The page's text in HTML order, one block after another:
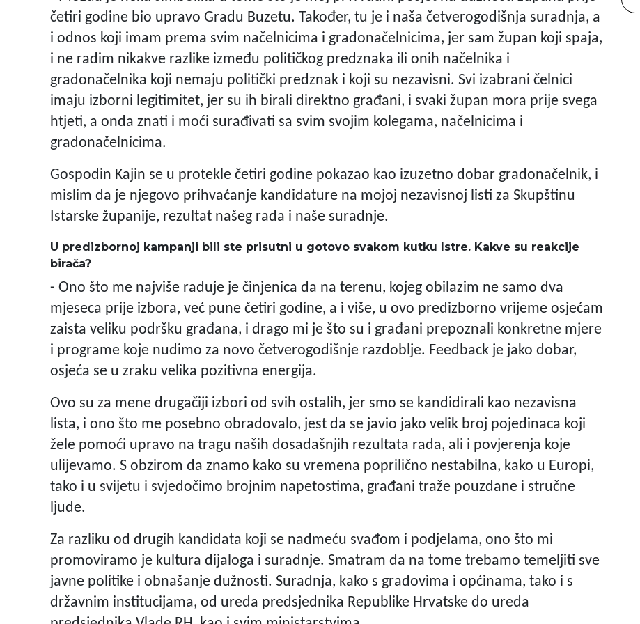
četiri godine bio upravo Gradu Buzetu. Također, tu je i naša četverogodišnja suradnja, a
i odnos koji imam prema svim načelnicima i gradonačelnicima, jer sam župan koji spaja,
i ne radim nikakve razlike između političkog predznaka ili onih načelnika i
gradonačelnika koji nemaju politički predznak i koji su nezavisni. Svi izabrani čelnici
imaju izborni legitimitet, jer su ih birali direktno građani, i svaki župan mora prije svega
htjeti, a onda znati i moći surađivati sa svim svojim kolegama, načelnicima i
gradonačelnicima.
Gospodin Kajin se u protekle četiri godine pokazao kao izuzetno dobar gradonačelnik, i
mislim da je njegovo prihvaćanje kandidature na mojoj nezavisnoj listi za Skupštinu
Istarske županije, rezultat našeg rada i naše suradnje.
U predizbornoj kampanji bili ste prisutni u gotovo svakom kutku Istre. Kakve su reakcije
birača?
- Ono što me najviše raduje je činjenica da na terenu, kojeg obilazim ne samo dva
mjeseca prije izbora, već pune četiri godine, a i više, u ovo predizborno vrijeme osjećam
zaista veliku podršku građana, i drago mi je što su i građani prepoznali konkretne mjere
i programe koje nudimo za novo četverogodišnje razdoblje. Feedback je jako dobar,
osjeća se u zraku velika pozitivna energija.
Ovo su za mene drugačiji izbori od svih ostalih, jer smo se kandidirali kao nezavisna
lista, i ono što me posebno obradovalo, jest da se javio jako velik broj pojedinaca koji
žele pomoći upravo na tragu naših dosadašnjih rezultata rada, ali i povjerenja koje
ulijevamo. S obzirom da znamo kako su vremena poprilično nestabilna, kako u Europi,
tako i u svijetu i svjedočimo brojnim napetostima, građani traže pouzdane i stručne
ljude.
Za razliku od drugih kandidata koji se nadmeću svađom i podjelama, ono što mi
promoviramo je kultura dijaloga i suradnje. Smatram da na tome trebamo temeljiti sve
javne politike i obnašanje dužnosti. Suradnja, kako s gradovima i općinama, tako i s
državnim institucijama, od ureda predsjednika Republike Hrvatske do ureda